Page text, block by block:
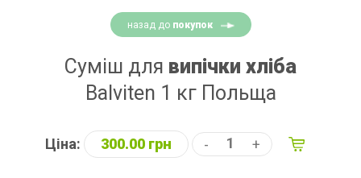
назад до покупок
Суміш для випічки хліба
Balviten 1 кг Польща
Ціна: 300.00 грн - +